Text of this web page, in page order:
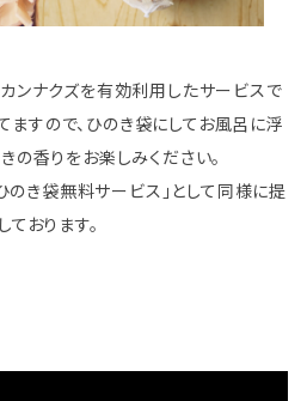
ンナクズを有効利用したサービスで
ますので、ひのき袋にしてお風呂に浮
の香りをお楽しみください。
き袋無料サービス」として同様に提
ております。